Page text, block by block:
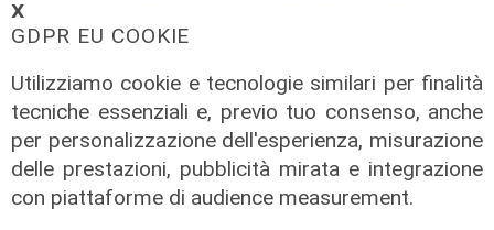
𝗫
GDPR EU COOKIE
Utilizziamo cookie e tecnologie similari per finalità
tecniche essenziali e, previo tuo consenso, anche
per personalizzazione dell'esperienza, misurazione
delle prestazioni, pubblicità mirata e integrazione
con piattaforme di audience measurement.
La misura